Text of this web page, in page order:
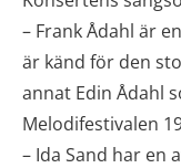
– Frank Ådahl är
är känd för den
annat Edin Ådahl
Melodifestivalen
– Ida Sand har en